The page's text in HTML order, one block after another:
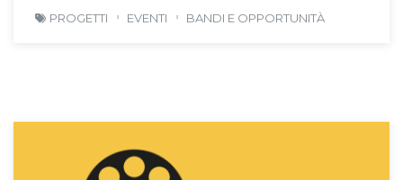
PROGETTI EVENTI BANDI E OPPORTUNITÀ